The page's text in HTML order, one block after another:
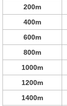
200m
400m
600m
800m
1000m
1200m
1400m